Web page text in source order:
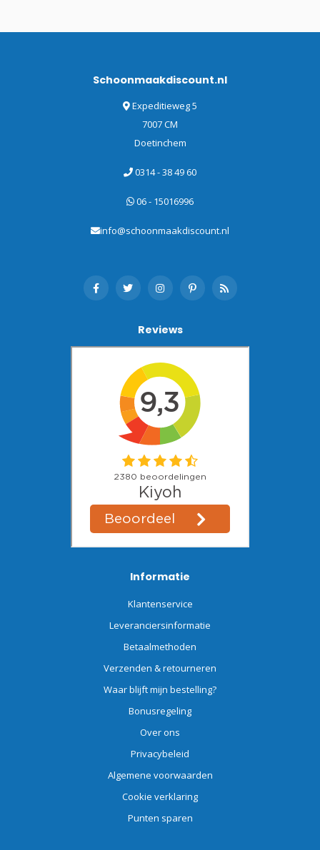
Schoonmaakdiscount.nl
Expeditieweg 5
7007 CM
Doetinchem
0314 - 38 49 60
06 - 15016996
info@schoonmaakdiscount.nl
Reviews
Informatie
Klantenservice
Leveranciersinformatie
Betaalmethoden
Verzenden & retourneren
Waar blijft mijn bestelling?
Bonusregeling
Over ons
Privacybeleid
Algemene voorwaarden
Cookie verklaring
Punten sparen